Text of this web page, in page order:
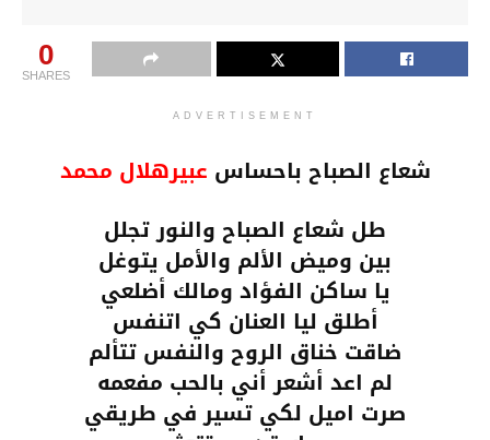
0
SHARES
ADVERTISEMENT
شعاع الصباح باحساس عبيرهلال محمد
طل شعاع الصباح والنور تجلل
بين وميض الألم والأمل يتوغل
يا ساكن الفؤاد ومالك أضلعي
أطلق ليا العنان كي اتنفس
ضاقت خناق الروح والنفس تتألم
لم اعد أشعر أني بالحب مفعمه
صرت اميل لكي تسير في طريقي